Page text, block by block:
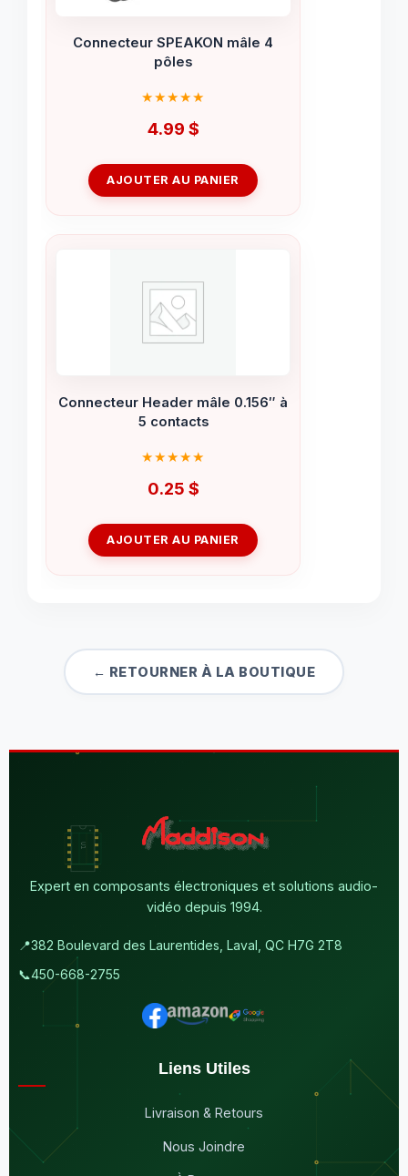
Connecteur SPEAKON mâle 4
pôles
4.99 $
AJOUTER AU PANIER
Connecteur Header mâle 0.156″ à
5 contacts
0.25 $
AJOUTER AU PANIER
← RETOURNER À LA BOUTIQUE
Expert en composants électroniques et solutions audio-
vidéo depuis 1994.
📍382 Boulevard des Laurentides, Laval, QC H7G 2T8
📞450-668-2755
Liens Utiles
Livraison & Retours
Nous Joindre